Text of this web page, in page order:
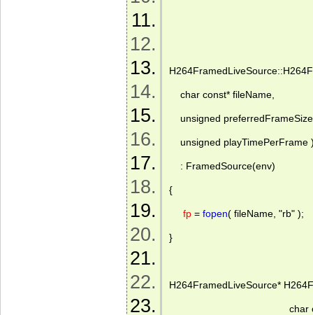
char const* fileName,
unsigned
unsigned playTimePerFrame
: FramedSource(env)
{
fp = fopen( fileName, "rb" );
}
H264FramedLiveSource*
char const*